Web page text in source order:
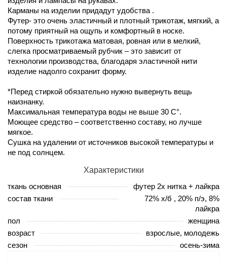
Карманы на изделии придадут удобства .
Футер- это очень эластичный и плотный трикотаж, мягкий, а
потому приятный на ощупь и комфортный в носке.
Поверхность трикотажа матовая, ровная или в мелкий,
слегка просматриваемый рубчик – это зависит от
технологии производства, благодаря эластичной нити
изделие надолго сохранит форму.
*Перед стиркой обязательно нужно вывернуть вещь
наизнанку.
Максимальная температура воды не выше 30 С°.
Моющее средство – соответственно составу, но лучше
мягкое.
Сушка на удалении от источников высокой температуры и
не под солнцем.
Характеристики
ткань основная
футер 2х нитка + лайкра
состав ткани
72% х/б , 20% п/э, 8%
лайкра
пол
женщина
возраст
взрослые, молодежь
сезон
осень-зима